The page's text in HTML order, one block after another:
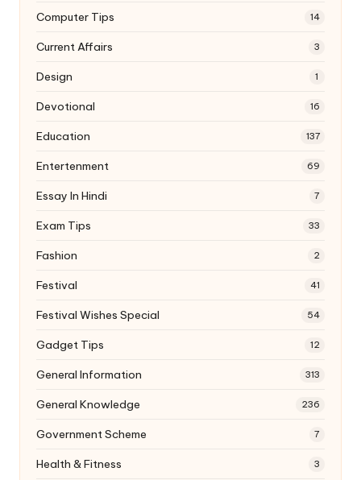
Computer Tips 14
Current Affairs 3
Design 1
Devotional 16
Education 137
Entertenment 69
Essay In Hindi 7
Exam Tips 33
Fashion 2
Festival 41
Festival Wishes Special 54
Gadget Tips 12
General Information 313
General Knowledge 236
Government Scheme 7
Health & Fitness 3